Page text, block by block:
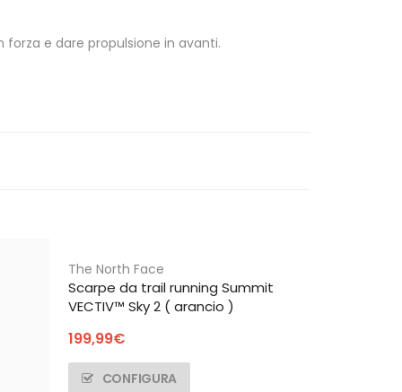
forza e dare propulsione in avanti.
The North Face
Scarpe da trail running Summit
VECTIV™ Sky 2 ( arancio )
199,99€
CONFIGURA